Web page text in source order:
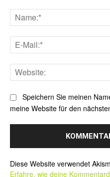
Speichern Sie meinen
meine Website für den
Diese Website verwendet
Erfahre, wie deine